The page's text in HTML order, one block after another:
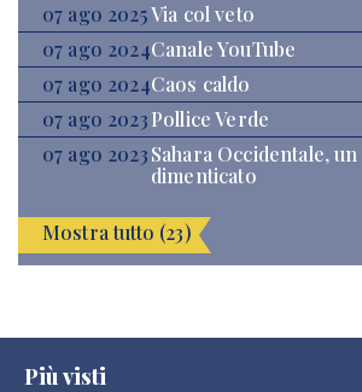
07 ago 2025Via col veto
07 ago 2024Canale YouTube
07 ago 2024Caos caldo
07 ago 2023Pollice Verde
07 ago 2023Sahara Occidentale,
dimenticato
Mostra tutto (23)
Più visti